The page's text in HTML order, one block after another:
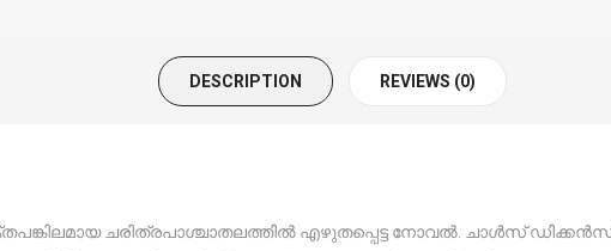
DESCRIPTION REVIEWS (0)
ചരിത്രപാശ്ചാതലത്തില്‍ എഴുതപ്പെട്ട നോവല്‍. ചാള്‍സ്